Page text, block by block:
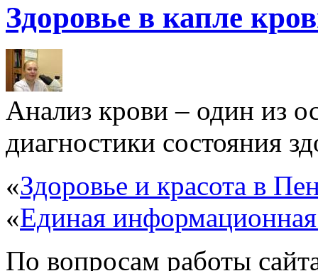
Здоровье в капле
Анализ крови – один из
диагностики состояния
«Здоровье и красота в
«Единая
По вопросам работы